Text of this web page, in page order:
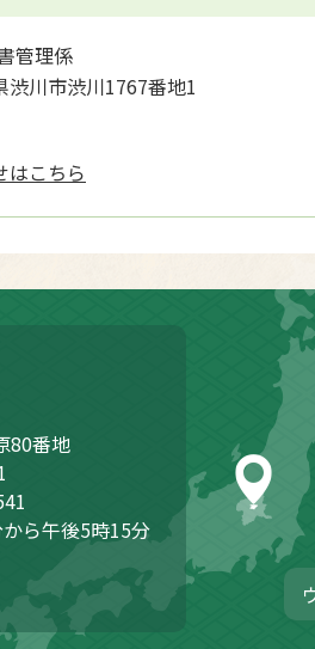
管理係
渋川市渋川1767番地1
はこちら
80番地
ら午後5時15分